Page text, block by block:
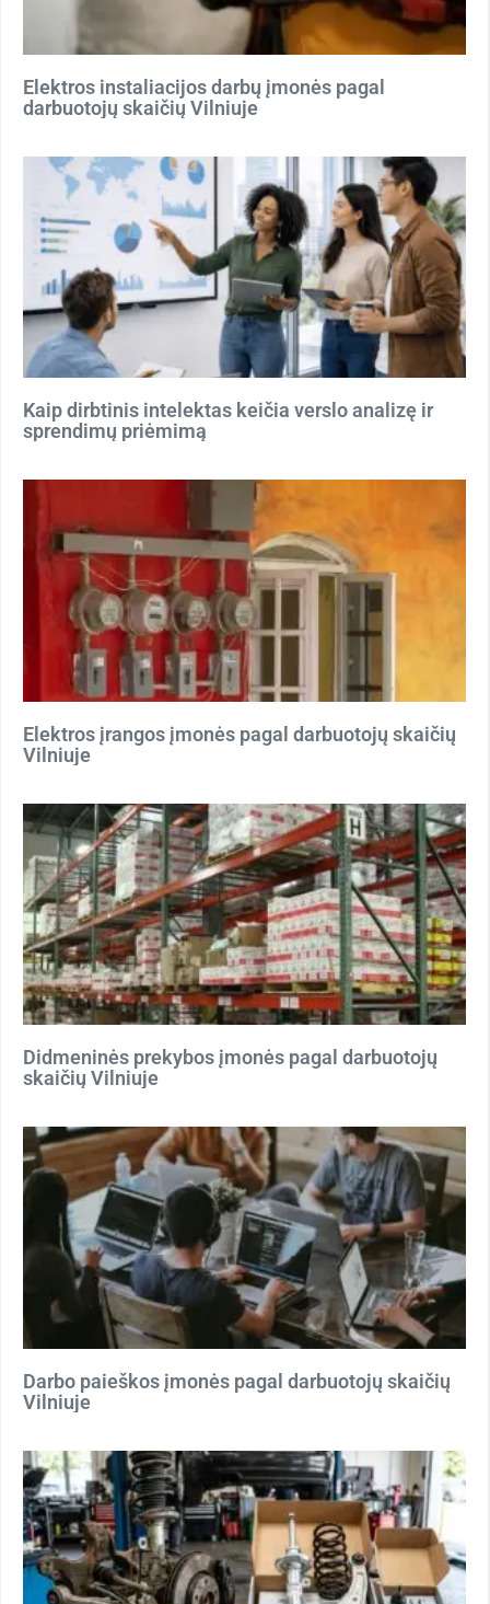
Elektros instaliacijos darbų įmonės pagal
darbuotojų skaičių Vilniuje
Kaip dirbtinis intelektas keičia verslo analizę ir
sprendimų priėmimą
Elektros įrangos įmonės pagal darbuotojų skaičių
Vilniuje
Didmeninės prekybos įmonės pagal darbuotojų
skaičių Vilniuje
Darbo paieškos įmonės pagal darbuotojų skaičių
Vilniuje